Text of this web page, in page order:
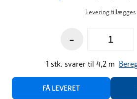
Levering tillægges
-
1 stk. svarer til 4,2 m
FÅ LEVERET